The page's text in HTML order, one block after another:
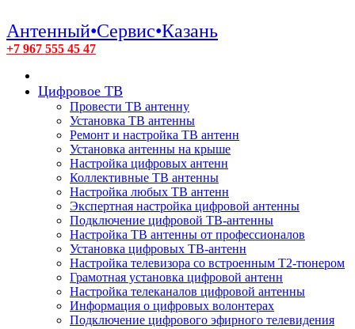
Антенный•Сервис•Казань
+7 967 555 45 47
Цифровое ТВ
Провести ТВ антенну
Установка ТВ антенны
Ремонт и настройка ТВ антенн
Установка антенны на крыше
Настройка цифровых антенн
Коллективные ТВ антенны
Настройка любых ТВ антенн
Экспертная настройка цифровой антенны
Подключение цифровой ТВ-антенны
Настройка ТВ антенны от профессионалов
Установка цифровых ТВ-антенн
Настройка телевизора со встроенным T2-тюнером
Грамотная установка цифровой антенн
Настройка телеканалов цифровой антенны
Информация о цифровых волонтерах
Подключение цифрового эфирного телевидения